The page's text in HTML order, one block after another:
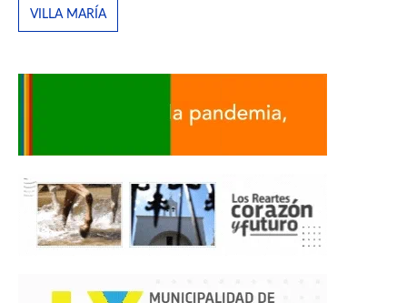
VILLA MARÍA